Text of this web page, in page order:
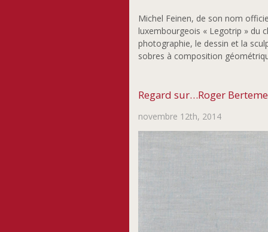
Michel Feinen, de son nom
luxembourgeois « Legotrip » du
photographie, le dessin et la
sobres à composition
Regard sur…Roger
novembre 12th, 2014